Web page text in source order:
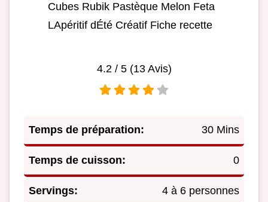
Cubes Rubik Pastèque Melon Feta
LApéritif dÉté Créatif Fiche recette
4.2/ 5 (13Avis)
Temps de préparation: 30 Mins
Temps de cuisson: 0
Servings: 4 à 6 personnes